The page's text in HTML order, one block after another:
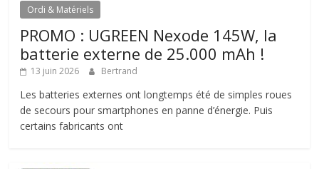
Ordi & Matériels
PROMO : UGREEN Nexode 145W, la
batterie externe de 25.000 mAh !
13 juin 2026 Bertrand
Les batteries externes ont longtemps été de simples roues
de secours pour smartphones en panne d’énergie. Puis
certains fabricants ont